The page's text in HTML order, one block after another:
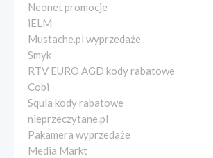
Neonet promocje
iELM
Mustache.pl wyprzedaże
Smyk
RTV EURO AGD kody rabatowe
Cobi
Squla kody rabatowe
nieprzeczytane.pl
Pakamera wyprzedaże
Media Markt